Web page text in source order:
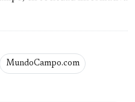
MundoCampo.com